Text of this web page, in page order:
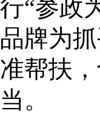
行“参政
品牌为
准帮扶
当。